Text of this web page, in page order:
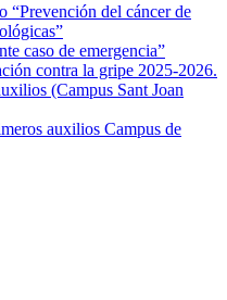
“Prevención del cáncer de
caso de emergencia”
contra la gripe 2025-2026.
(Campus Sant Joan
auxilios Campus de